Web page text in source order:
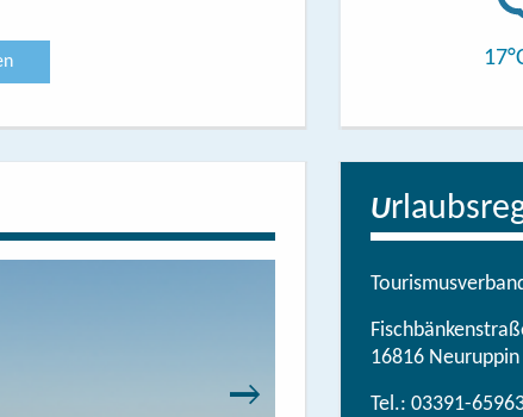
17
U
16816 Neuruppin
Tel.: 03391-